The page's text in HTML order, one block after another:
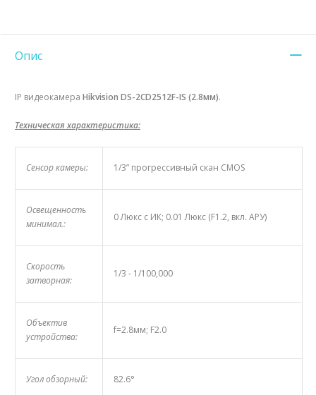
Опис
IP видеокамера Hikvision DS-2CD2512F-IS (2.8мм).
Техническая характеристика:
Сенсор камеры: 1/3” прогрессивный скан CMOS
Освещенность
минимал.:
0 Люкс с ИК; 0.01 Люкс (F1.2, вкл. АРУ)
Скорость
затворная:
1/3 - 1/100,000
Объектив
устройства:
f=2.8мм; F2.0
Угол обзорный: 82.6°